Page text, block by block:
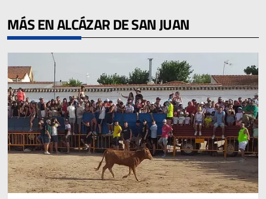
MÁS EN ALCÁZAR DE SAN JUAN